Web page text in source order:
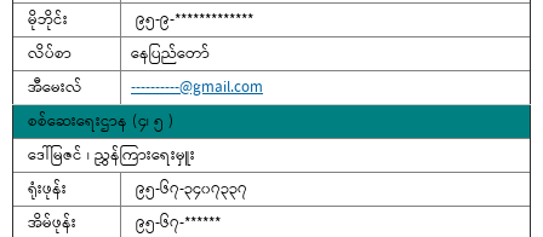
မိုဘိုင်း
၉၅-၉-*************
လိပ်စာ
နေပြည်တော်
အီမေးလ်
----------@gmail.com
စစ်ဆေးရေးဌာန (၄၊ ၅ )
ဒေါ်မြဇင် ၊ ညွှန်ကြားရေးမှူး
ရုံးဖုန်း
၉၅-၆၇-၃၄၀၇၃၃၇
အိမ်ဖုန်း
၉၅-၆၇-******